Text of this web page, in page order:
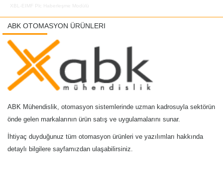
XBL-EIMF Plc Haberleşme Modülü
ABK OTOMASYON ÜRÜNLERI
ABK Mühendislik, otomasyon sistemlerinde uzman kadrosuyla sektörün
önde gelen markalarının ürün satış ve uygulamalarını sunar.
İhtiyaç duyduğunuz tüm otomasyon ürünleri ve yazılımları hakkında
detaylı bilgilere sayfamızdan ulaşabilirsiniz.